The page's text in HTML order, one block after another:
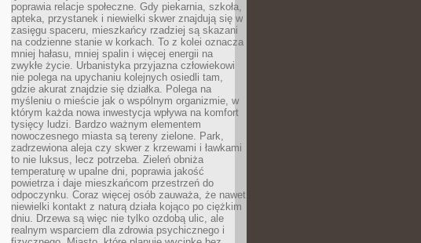
poprawia relacje społeczne. Gdy piekarnia, szkoła,
apteka, przystanek i niewielki skwer znajdują się w
zasięgu spaceru, mieszkańcy rzadziej są skazani
na codzienne stanie w korkach. To z kolei oznacza
mniej hałasu, mniej spalin i więcej energii na
zwykłe życie. Urbanistyka przyjazna człowiekowi
nie polega na upychaniu kolejnych osiedli tam,
gdzie akurat znajdzie się działka. Polega na
myśleniu o mieście jak o wspólnym organizmie, w
którym każda nowa inwestycja wpływa na komfort
tysięcy ludzi. Bardzo ważnym elementem
nowoczesnego miasta są tereny zielone. Park,
zadrzewiona aleja czy skwer z krzewami i ławkami
to nie luksus, lecz potrzeba. Zieleń obniża
temperaturę w upalne dni, poprawia jakość
powietrza i daje mieszkańcom przestrzeń do
odpoczynku. Coraz więcej osób zauważa, że nawet
niewielki kontakt z naturą działa kojąco po ciężkim
dniu. Drzewa są więc nie tylko ozdobą ulic, ale
realnym wsparciem dla zdrowia psychicznego i